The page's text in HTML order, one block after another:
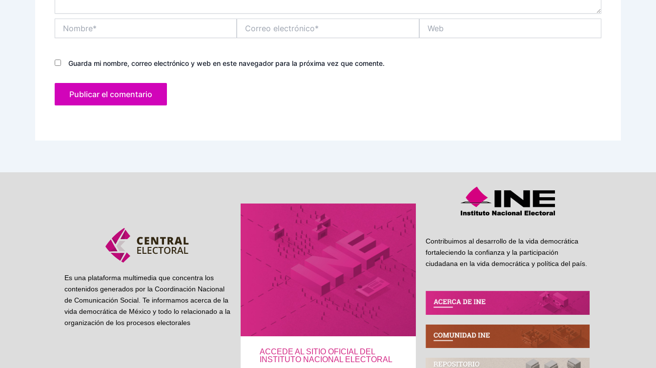
electrónico*
Guarda mi nombre, correo electrónico y web en este navegador para la próxima vez que comente.
Es una plataforma multimedia que concentra los
contenidos generados por la Coordinación Nacional
de Comunicación Social. Te informamos acerca de la
vida democrática de México y todo lo relacionado a la
organización de los procesos electorales
ACCEDE AL SITIO OFICIAL DEL
INSTITUTO NACIONAL ELECTORAL
Contribuimos al desarrollo de la vida democrática
fortaleciendo la confianza y la participación
ciudadana en la vida democrática y política del país.